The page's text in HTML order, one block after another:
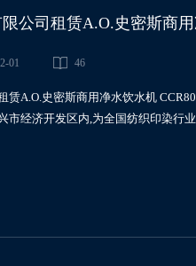
公司租赁A.O.史密斯商
01 46
赁A.O.史密斯商用净水饮水机
经济开发区内,为全国纺织印染行